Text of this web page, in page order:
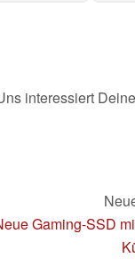
interessiert
Gaming-SSD